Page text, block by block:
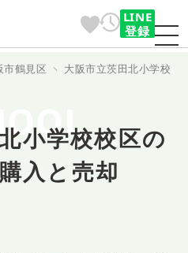
LINE
登録
市鶴見区 大阪市立茨田北小学校
小学校校区の
入と売却